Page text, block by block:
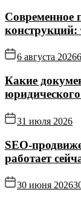
Современное
конструкций:
6 августа 2026
Какие
юридического
31 июля 2026
SEO-
работает
30 июня 2026